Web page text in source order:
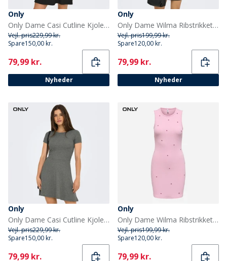
Only
Only Dame Casi Cutline Kjole Sort
Vejl. pris229,99 kr.
Spare150,00 kr.
Current
79,99 kr.
Nyheder
Only
Only Dame Wilma Ribstrikket Kjole Sort
Vejl. pris199,99 kr.
Spare120,00 kr.
Current
79,99 kr.
Nyheder
Only
Only Dame Casi Cutline Kjole Bævergry
Vejl. pris229,99 kr.
Spare150,00 kr.
Current
79,99 kr.
Only
Only Dame Wilma Ribstrikket Kjole Bleglilla
Vejl. pris199,99 kr.
Spare120,00 kr.
Current
79,99 kr.